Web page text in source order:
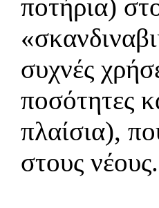
ποτήρια)
συχνές
ποσότητες
πλαίσια),
στους νέους.